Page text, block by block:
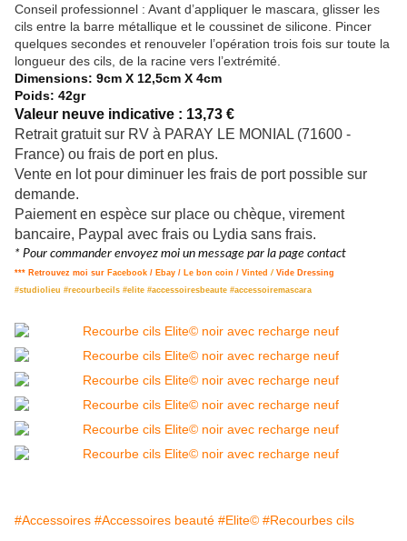
Conseil professionnel : Avant d’appliquer le mascara, glisser les
cils entre la barre métallique et le coussinet de silicone. Pincer
quelques secondes et renouveler l’opération trois fois sur toute la
longueur des cils, de la racine vers l’extrémité.
Dimensions: 9cm X 12,5cm X 4cm
Poids: 42gr
Valeur neuve indicative : 13,73 €
Retrait gratuit sur RV à PARAY LE MONIAL (71600 -
France) ou frais de port en plus.
Vente en lot pour diminuer les frais de port possible sur
demande.
Paiement en espèce sur place ou chèque, virement
bancaire, Paypal avec frais ou Lydia sans frais.
* Pour commander envoyez moi un message par la page contact
*** Retrouvez moi sur Facebook / Ebay / Le bon coin / Vinted / Vide Dressing
#studiolieu #recourbecils #elite #accessoiresbeaute #accessoiremascara
#Accessoires #Accessoires beauté #Elite© #Recourbes cils